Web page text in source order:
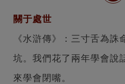
關于處世
《水滸傳》：三寸舌為誅
坑。 我們花了兩年學會說
來學會閉嘴。